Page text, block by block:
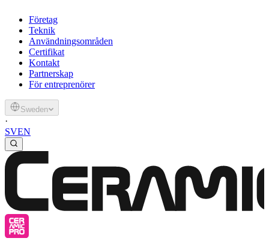
Företag
Teknik
Användningsområden
Certifikat
Kontakt
Partnerskap
För entreprenörer
Sweden
·
SVEN